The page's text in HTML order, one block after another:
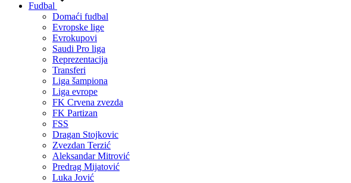
Fudbal
Domaći fudbal
Evropske lige
Evrokupovi
Saudi Pro liga
Reprezentacija
Transferi
Liga šampiona
Liga evrope
FK Crvena zvezda
FK Partizan
FSS
Dragan Stojkovic
Zvezdan Terzić
Aleksandar Mitrović
Predrag Mijatović
Luka Jović